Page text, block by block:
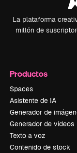
La plataforma
millón de
Productos
Spaces
Asistente de IA
Generador de
Generador de vídeos
Texto a voz
Contenido de stock